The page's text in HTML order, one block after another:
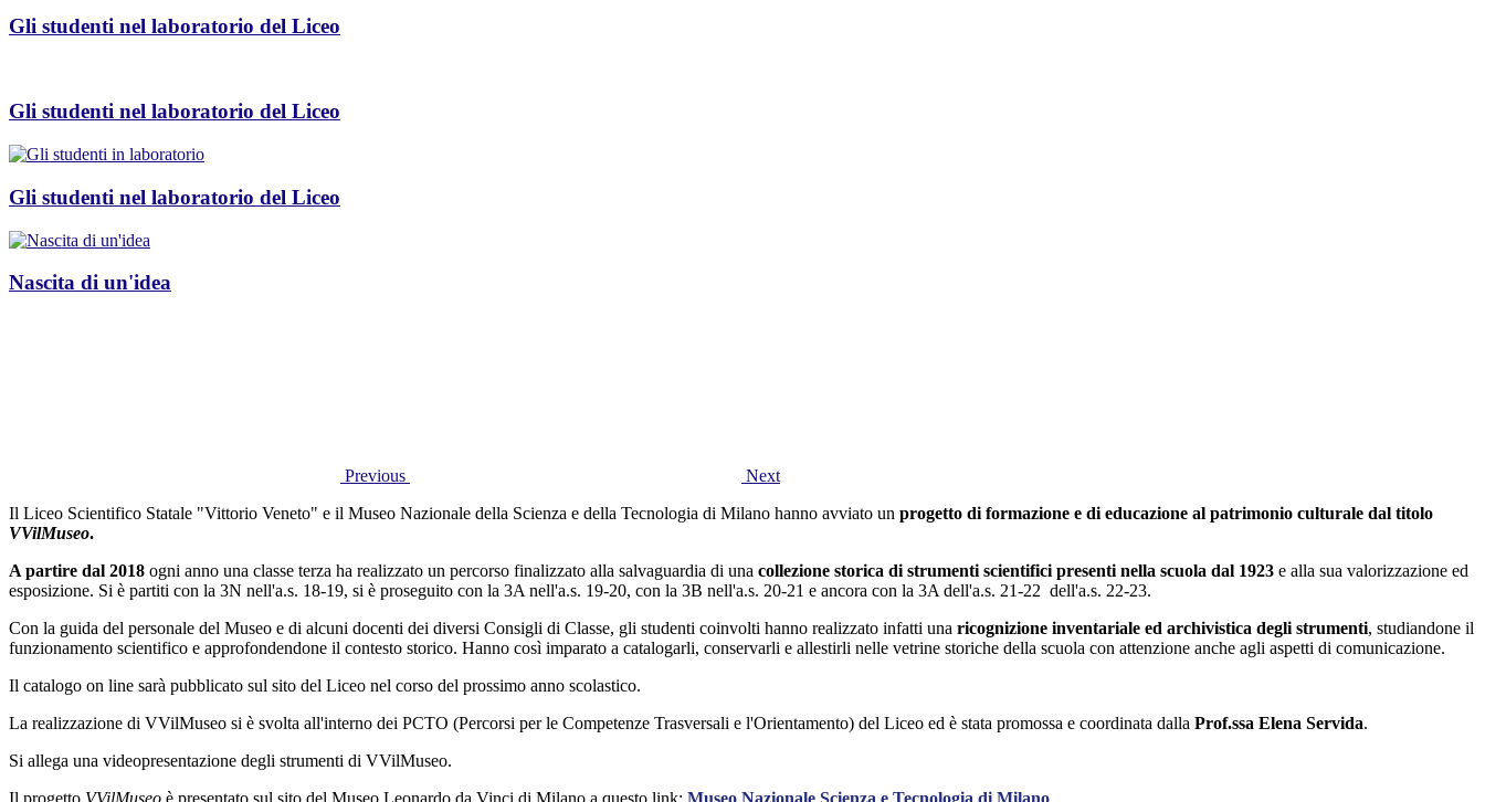
Gli studenti nel laboratorio del Liceo
Gli studenti nel laboratorio del Liceo
Gli studenti nel laboratorio del Liceo
Nascita di un'idea
Previous
Next
Il Liceo Scientifico Statale "Vittorio Veneto" e il Museo Nazionale della Scienza e della Tecnologia di Milano hanno avviato un progetto di formazione e di educazione al patrimonio culturale dal titolo
VVilMuseo.
A partire dal 2018 ogni anno una classe terza ha realizzato un percorso finalizzato alla salvaguardia di una collezione storica di strumenti scientifici presenti nella scuola dal 1923 e alla sua valorizzazione ed
esposizione. Si è partiti con la 3N nell'a.s. 18-19, si è proseguito con la 3A nell'a.s. 19-20, con la 3B nell'a.s. 20-21 e ancora con la 3A dell'a.s. 21-22 dell'a.s. 22-23.
Con la guida del personale del Museo e di alcuni docenti dei diversi Consigli di Classe, gli studenti coinvolti hanno realizzato infatti una ricognizione inventariale ed archivistica degli strumenti, studiandone il
funzionamento scientifico e approfondendone il contesto storico. Hanno così imparato a catalogarli, conservarli e allestirli nelle vetrine storiche della scuola con attenzione anche agli aspetti di comunicazione.
Il catalogo on line sarà pubblicato sul sito del Liceo nel corso del prossimo anno scolastico.
La realizzazione di VVilMuseo si è svolta all'interno dei PCTO (Percorsi per le Competenze Trasversali e l'Orientamento) del Liceo ed è stata promossa e coordinata dalla Prof.ssa Elena Servida.
Si allega una videopresentazione degli strumenti di VVilMuseo.
Il progetto VVilMuseo è presentato sul sito del Museo Leonardo da Vinci di Milano a questo link: Museo Nazionale Scienza e Tecnologia di Milano